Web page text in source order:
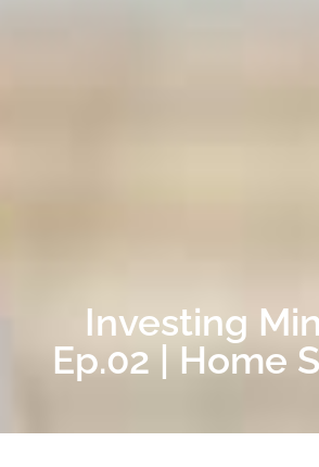
Investing
Ep.02 | Home